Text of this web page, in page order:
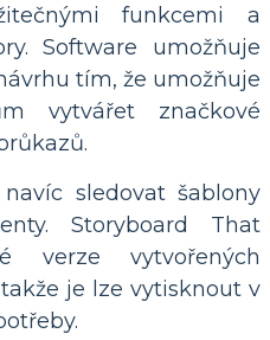
funkcemi a
Software umožňuje
tím, že umožňuje
vytvářet značkové
sledovat šablony
Storyboard That
verze vytvořených
je lze vytisknout v